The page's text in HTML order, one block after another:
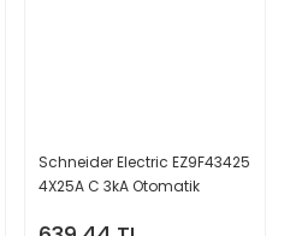
Schneider Electric EZ9F43425
4X25A C 3kA Otomatik